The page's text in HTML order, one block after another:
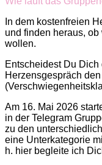
In dem kostenfreien
und finden heraus,
wollen.
Entscheidest Du
Herzensgespräch
Am 16. Mai 2026
in der Telegram
zu den
eine Unterkategorie
h. hier begleite ich